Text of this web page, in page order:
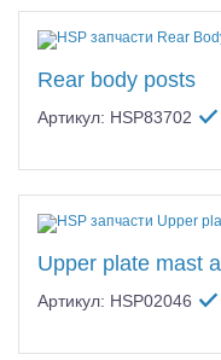
Rear body posts
Артикул: HSP83702
Upper plate mast a
Артикул: HSP02046